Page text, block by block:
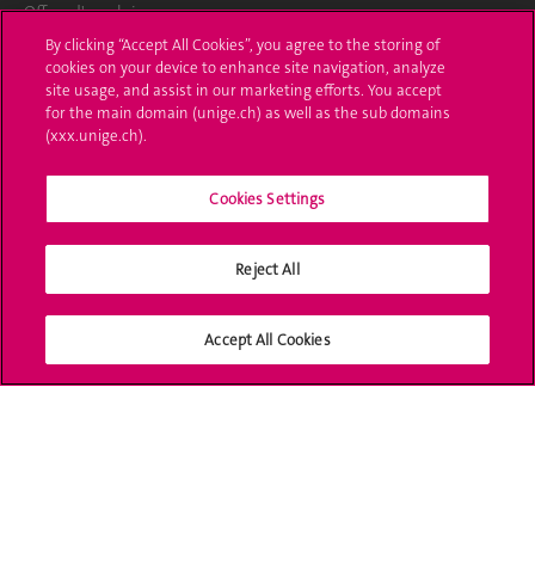
Offres d'emploi
Bibliothèque
Calendrier
académique
Médias sociaux
By clicking “Accept All Cookies”, you agree to the storing of
cookies on your device to enhance site navigation, analyze
site usage, and assist in our marketing efforts. You accept
for the main domain (unige.ch) as well as the sub domains
(xxx.unige.ch).
Cookies Settings
Reject All
Accept All Cookies